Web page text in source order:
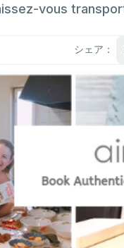
vous
シェア：